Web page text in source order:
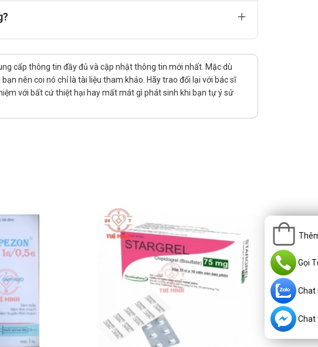
những trường hợp này phải dùng như isulin.
tăng lên men ở đại tràng. Acarbose có thể cản trở hấp thụ
cấp thông tin đầy đủ và cập nhật thông tin mới nhất. Mặc dù
nên coi nó chỉ là tài liệu tham khảo. Hãy trao đổi lại với bác sĩ
với bất cứ thiệt hại hay mất mát gì phát sinh khi bạn tự ý sử
Gọi
Chat
Chat